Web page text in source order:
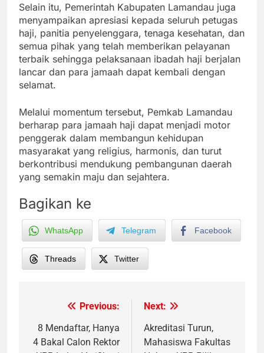
Selain itu, Pemerintah Kabupaten Lamandau juga
menyampaikan apresiasi kepada seluruh petugas
haji, panitia penyelenggara, tenaga kesehatan, dan
semua pihak yang telah memberikan pelayanan
terbaik sehingga pelaksanaan ibadah haji berjalan
lancar dan para jamaah dapat kembali dengan
selamat.
Melalui momentum tersebut, Pemkab Lamandau
berharap para jamaah haji dapat menjadi motor
penggerak dalam membangun kehidupan
masyarakat yang religius, harmonis, dan turut
berkontribusi mendukung pembangunan daerah
yang semakin maju dan sejahtera.
Bagikan ke
WhatsApp Telegram Facebook
Threads Twitter
navigation
Previous:
8 Mendaftar, Hanya
4 Bakal Calon Rektor
Next:
Akreditasi Turun,
Mahasiswa Fakultas